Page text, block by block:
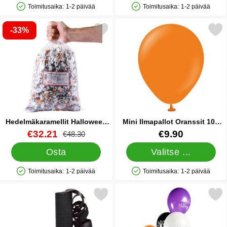
Saatavuus: Varastossa
Toimitusaika: 1-2 päivää
Saatavuus: Varastossa
Toimitusaika: 1-2 päivää
-33%
Hedelmäkaramellit Halloween
3 kg
Tuote.nro 30910
uusi hinta
€32.21 vanha hinta
€48.30
Osta
Saatavuus: Varastossa
Toimitusaika: 1-2 päivää
Merkitse hedelmäkaramellit Halloween 3 kg suosikiksi
Mini Ilmapallot Oranssit 100
kpl
Tuote.nro 37685
€9.90
Valitse ...
Saatavuus: Varastossa
Toimitusaika: 1-2 päivää
Merkitse musta Serpentiini suosikiksiMerkitse spooky Halloween